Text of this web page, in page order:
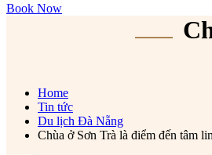
Book Now
Home
Tin tức
Du lịch Đà Nẵng
Chùa ở Sơn Trà là điểm đến tâm